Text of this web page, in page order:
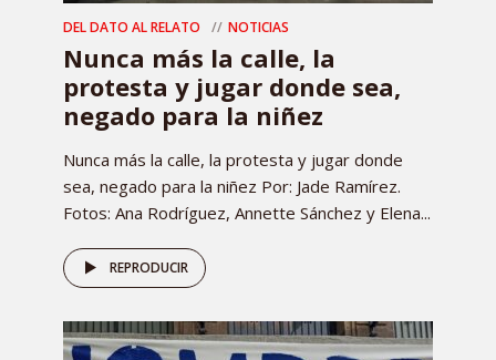
DEL DATO AL RELATO NOTICIAS
Nunca más la calle, la
protesta y jugar donde sea,
negado para la niñez
Nunca más la calle, la protesta y jugar donde
sea, negado para la niñez Por: Jade Ramírez.
Fotos: Ana Rodríguez, Annette Sánchez y Elena...
REPRODUCIR